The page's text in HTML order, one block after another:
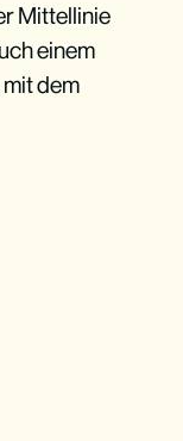
Mittellinie
einem
dem